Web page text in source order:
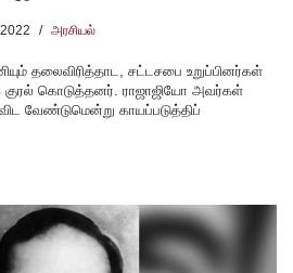
அரசியல்
தலைவிரித்தாட, சட்டசபை உறுப்பினர்கள்
குரல் கொடுத்தனர். ராஜாஜியோ அவர்கள்
வேண்டுமென்று காயப்படுத்திப்